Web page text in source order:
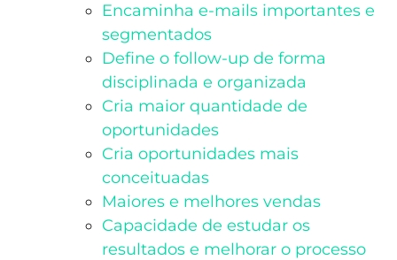
Encaminha e-mails importantes e
segmentados
Define o follow-up de forma
disciplinada e organizada
Cria maior quantidade de
oportunidades
Cria oportunidades mais
conceituadas
Maiores e melhores vendas
Capacidade de estudar os
resultados e melhorar o processo